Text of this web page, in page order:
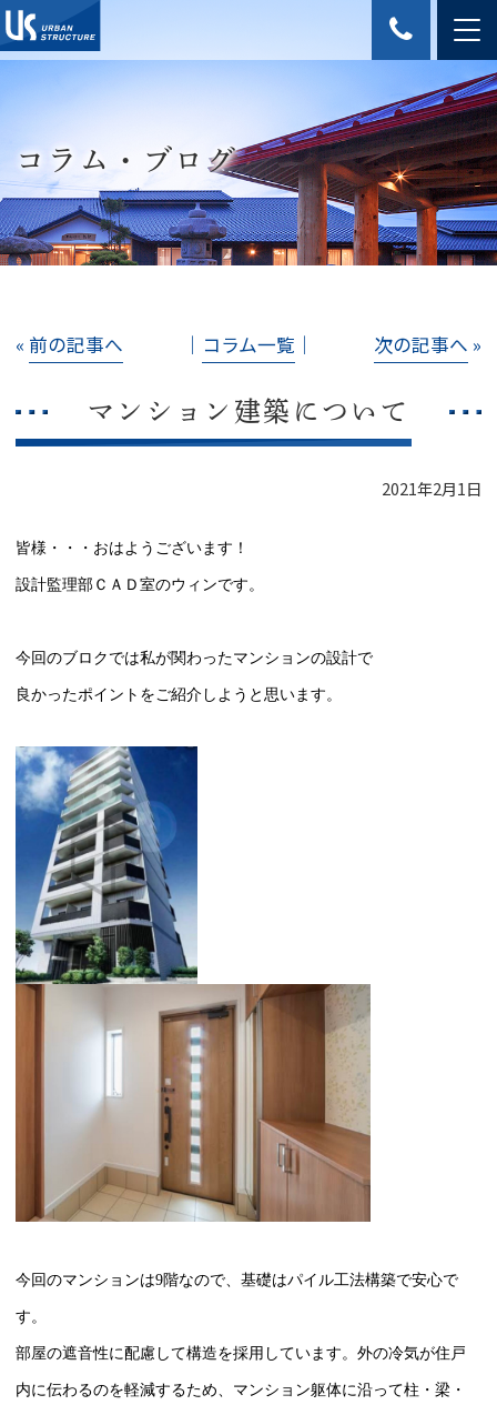
コラム・ブログ
« 前の記事へ │ コラム一覧 │ 次の記事へ »
マンション建築について
2021年2月1日
皆様・・・おはようございます！
設計監理部ＣＡＤ室のウィンです。
今回のブロクでは私が関わったマンションの設計で
良かったポイントをご紹介しようと思います。
今回のマンションは9階なので、基礎はパイル工法構築で安心で
す。
部屋の遮音性に配慮して構造を採用しています。外の冷気が住戸
内に伝わるのを軽減するため、マンション躯体に沿って柱・梁・